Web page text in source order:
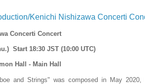
Kenichi Nishizawa Concerti
Concerti Concert
Start 18:30 JST (10:00 UTC)
Hall - Main Hall
and Strings" was composed in May 2020,